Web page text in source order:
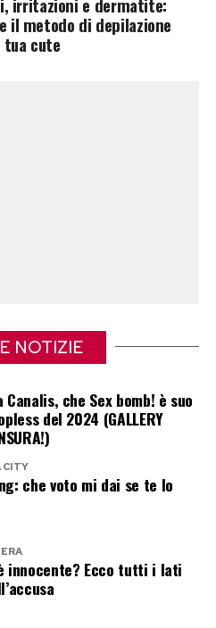
di sali minerali come
una
irritazioni e dermatite:
il metodo di depilazione
tua cute
NOTIZIE
che Sex bomb! è suo
del 2024 (GALLERY
CITY
che voto mi dai se te lo
innocente? Ecco tutti i lati